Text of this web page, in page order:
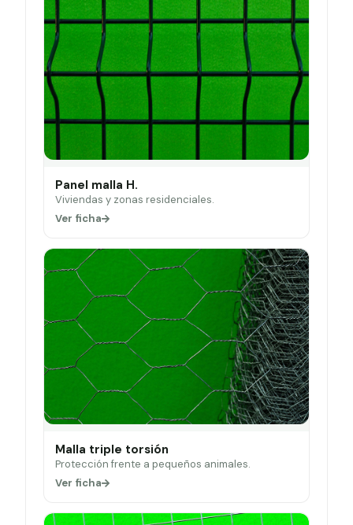
Panel malla H.
Viviendas y zonas residenciales.
Ver ficha
Malla triple torsión
Protección frente a pequeños animales.
Ver ficha